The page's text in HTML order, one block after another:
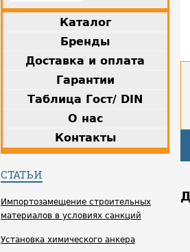
Каталог
Бренды
Доставка и оплата
Гарантии
Таблица Гост/ DIN
О нас
Контакты
СТАТЬИ
Импортозамещение строительных
материалов в условиях санкций
Установка химического анкера